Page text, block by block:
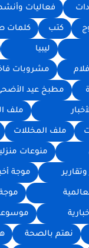
فعاليات
كتب كلمات
ليبيا
مشروبات
مطبخ عيد
ملف
ملف المخللات
منوعات
موجة
نهتم بالصحة